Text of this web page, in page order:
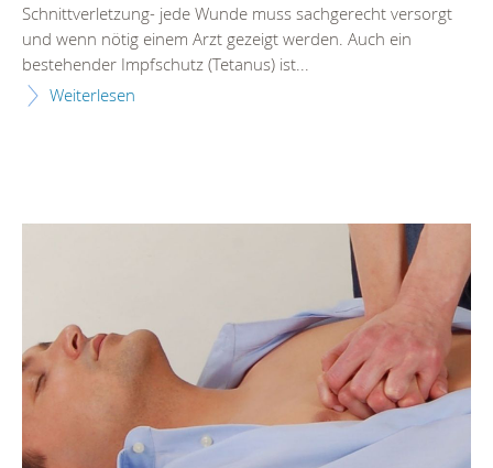
Schnittverletzung- jede Wunde muss sachgerecht versorgt
und wenn nötig einem Arzt gezeigt werden. Auch ein
bestehender Impfschutz (Tetanus) ist...
Weiterlesen